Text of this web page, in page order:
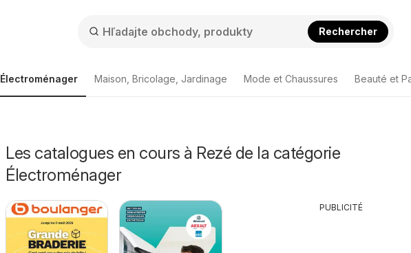
Rechercher
Électroménager Maison, Bricolage, Jardinage Mode et Chaussures Beauté et
Les catalogues en cours à Rezé de la catégorie
Électroménager
PUBLICITÉ